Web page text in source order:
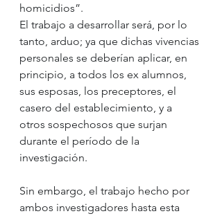
homicidios”.
El trabajo a desarrollar será, por lo
tanto, arduo; ya que dichas vivencias
personales se deberían aplicar, en
principio, a todos los ex alumnos,
sus esposas, los preceptores, el
casero del establecimiento, y a
otros sospechosos que surjan
durante el período de la
investigación.
Sin embargo, el trabajo hecho por
ambos investigadores hasta esta